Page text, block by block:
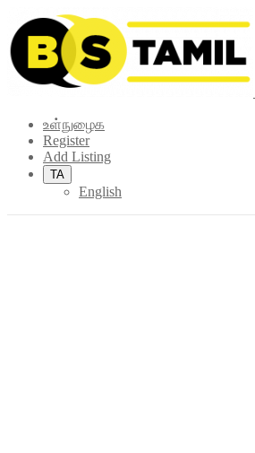
உள்நுழைக
Register
Add Listing
TA
English
Loginfor faster access to the best deals.
have an account.